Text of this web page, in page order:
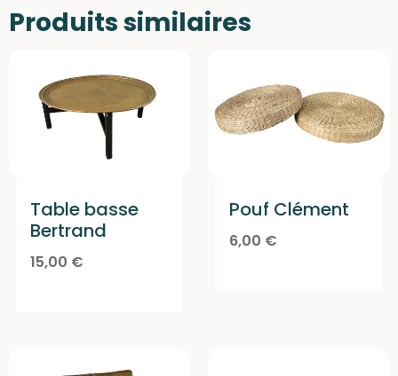
Produits similaires
Table basse
Bertrand
15,00 €
Pouf Clément
6,00 €